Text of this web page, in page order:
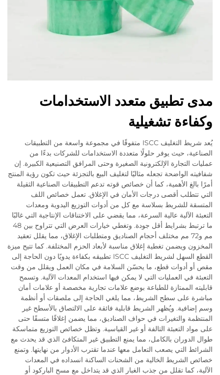
مدى تطبيق متعدد الاستخدامات
وكفاءة تشغيلية
يُعد شريط التغليف ISCC متفوقًا في مجموعة واسعة من التطبيقات
الصناعية، حيث يوفر حلولًا متعددة الاستخدامات للشركات بدءًا من
عمليات التجارة الإلكترونية الصغيرة وحتى المرافق التصنيعية الكبيرة. إن
شفافيته الواضحة تجعله مثاليًا لتغليف البيع بالتجزئة حيث تكون رؤية المنتج
أمرًا بالغ الأهمية، كما أن خصائص قوته تدعم التطبيقات الصناعية الثقيلة
التي تتطلب أقصى درجات الأمان في الإغلاق. تعمل خصائص اللف
المتسقة للشريط بسلاسة مع كل من أدوات التوزيع اليدوية ومعدات
التعبئة الآلية عالية السرعة، مما يقضي على الاختناقات الإنتاجية التي غالبًا
ما ترتبط بشرايط أقل جودة. وتغطي خيارات العرض التي تتراوح بين 48
مم و72 مم مختلف أحجام الصناديق ومتطلبات الإغلاق، مما يقلل تعقيد
المخزون ويضمن تغطية إغلاق مناسبة لأبعاد الحزم المختلفة. كما تتيح ميزة
القطع السهل لشريط التغليف ISCC تطبيقه بكفاءة يدويًا دون الحاجة إلى
مقص أو أدوات قطع، ما يحسّن السلامة في مكان العمل ويقلل من وقت
التعبئة في العمليات التي لا يمكن فيها استخدام المعدات الآلية. وتسمح
قابليته الممتازة للطباعة بوضع علامات تجارية مخصصة أو علامات أمان
مباشرة على سطح الشريط، مما يلغي الحاجة إلى ملصقات أو أنظمة
وسم إضافية. ويُظهر الشريط قابلية فائقة على الالتصاق بالأسطح غير
المنتظمة والتغيرات في حواف الصناديق، مما يضمن إغلاقًا متسقًا حتى
على مواد التعبئة التالفة أو غير القياسية. وتظل خصائص التوزيع متماسكة
طوال الدوران بالكامل، مما يمنع التطبيق غير المتكافئ الذي قد يحدث مع
الشرائط التي يصعب التعامل معها عندما تقترب الأدوار من نهايتها. وتمنع
خصائص الشريط الخالية من الشحنات الساكنة انسداده في المعدات
الآلية، كما تقلل من جذب الغبار الذي قد يتداخل مع مسح الباركود أو